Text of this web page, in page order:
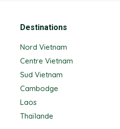
Destinations
Nord Vietnam
Centre Vietnam
Sud Vietnam
Cambodge
Laos
Thaïlande